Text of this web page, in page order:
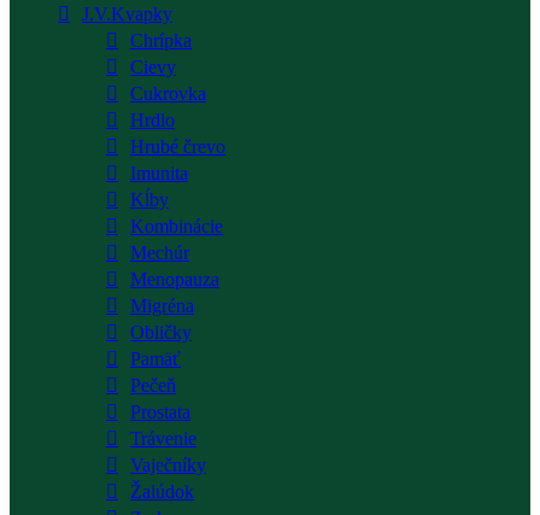
J.V.Kvapky
Chrípka
Cievy
Cukrovka
Hrdlo
Hrubé črevo
Imunita
Kĺby
Kombinácie
Mechúr
Menopauza
Migréna
Obličky
Pamäť
Pečeň
Prostata
Trávenie
Vaječníky
Žalúdok